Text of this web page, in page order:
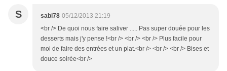
S sabi78 05/12/2013 21:19
<br /> De quoi nous faire saliver ..... Pas super douée pour les
desserts mais j'y pense !<br /> <br /> <br /> Plus facile pour
moi de faire des entrées et un plat.<br /> <br /> <br /> Bises et
douce soirée<br />